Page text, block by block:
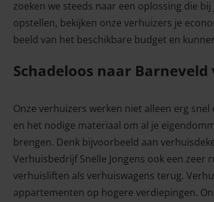
zoeken we steeds naar een oplossing die
opstellen, bekijken onze verhuizers je
beeld van het beschikbare budget en
Schadeloos naar
Onze verhuizers werken niet alleen erg
en het nodige materiaal om al je
brengen. Denk bijvoorbeeld aan
Verhuisbedrijf Snelle Jongens ook een
verhuisliften als verhuiswagens terug.
appartementen op hogere verdiepingen.